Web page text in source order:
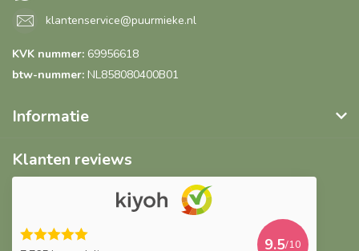
klantenservice@puurmieke.nl
KVK nummer: 69956618
btw-nummer: NL858080400B01
Informatie
Klanten reviews
9.5/10